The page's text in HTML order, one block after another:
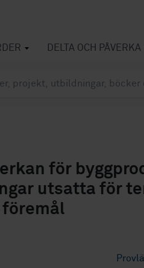
DELTA OCH PÅVERKA
för
utsatta för